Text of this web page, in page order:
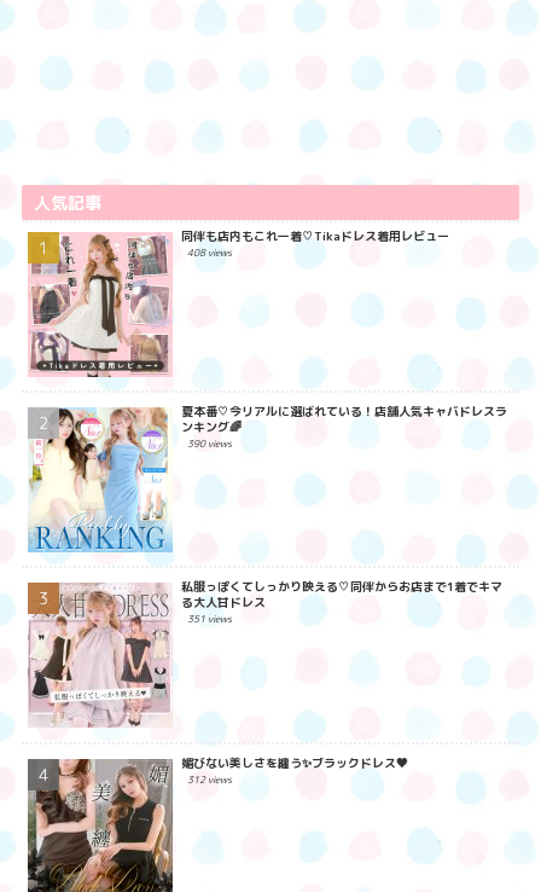
人気記事
同伴も店内もこれ一着♡Tikaドレス着用レビュー
408 views
夏本番♡今リアルに選ばれている！店舗人気キャバドレスラ
ンキング🌈
390 views
私服っぽくてしっかり映える♡同伴からお店まで1着でキマ
る大人甘ドレス
351 views
媚びない美しさを纏う✨ブラックドレス🖤
312 views